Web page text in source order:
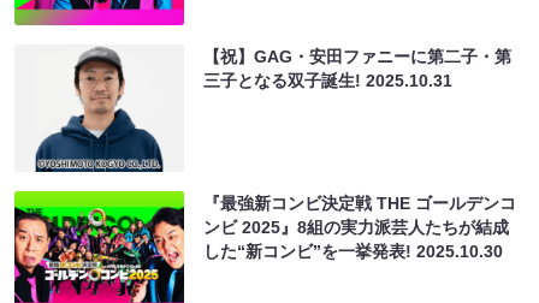
【祝】GAG・安田ファニーに第二子・第
三子となる双子誕生!2025.10.31
『最強新コンビ決定戦 THE ゴールデンコ
ンビ 2025』8組の実力派芸人たちが結成
した“新コンビ”を一挙発表!2025.10.30